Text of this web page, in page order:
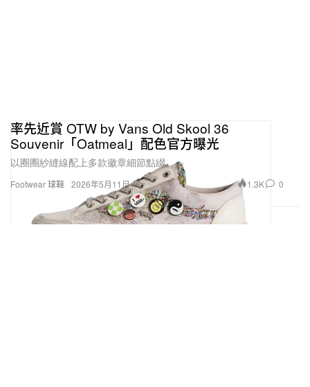
Footwear 球鞋
率先近賞 OTW by Vans Old Skool 36
Souvenir「Oatmeal」配色官方曝光
以圈圈紗縫線配上多款徽章細節點綴。
2026年5月11日 1.3K 0